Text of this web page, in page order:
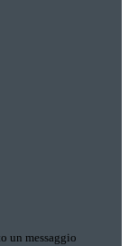
un messaggio